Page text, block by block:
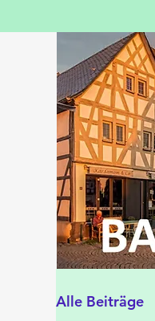
Alle Beiträge